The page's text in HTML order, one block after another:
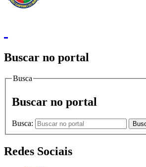
Buscar no portal
Busca
Buscar no portal
Busca:
Redes Sociais